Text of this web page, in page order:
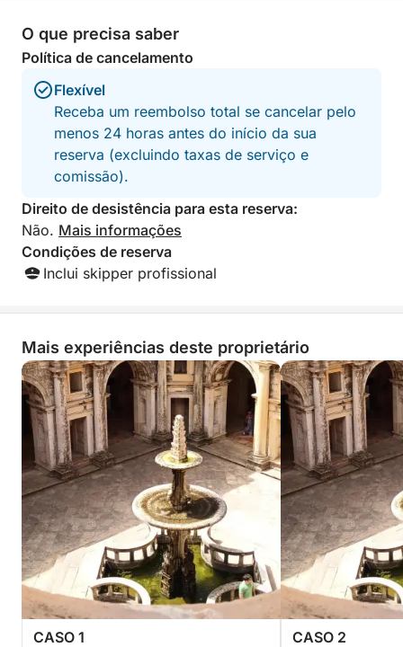
O que precisa saber
Política de cancelamento
Flexível
Receba um reembolso total se cancelar pelo
menos 24 horas antes do início da sua
reserva (excluindo taxas de serviço e
comissão).
Direito de desistência para esta reserva:
Não. Mais informações
Condições de reserva
Inclui skipper profissional
Mais experiências deste proprietário
CASO 1 CASO 2